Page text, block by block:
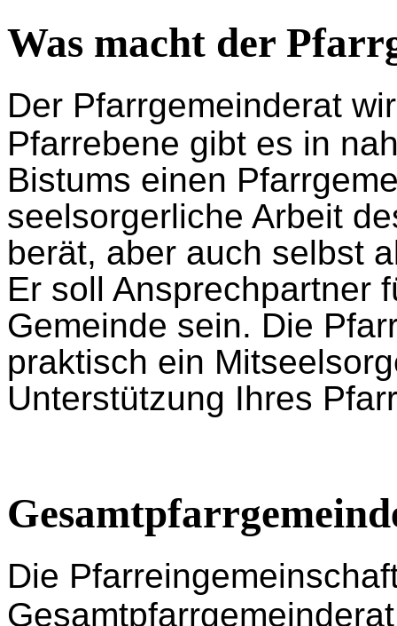
Was macht der
Der Pfarrgemeinderat
Pfarrebene gibt es in
Bistums einen
seelsorgerliche Arbeit
berät, aber auch selbst
Er soll Ansprechpartner
Gemeinde sein. Die
praktisch ein
Unterstützung Ihres
Die